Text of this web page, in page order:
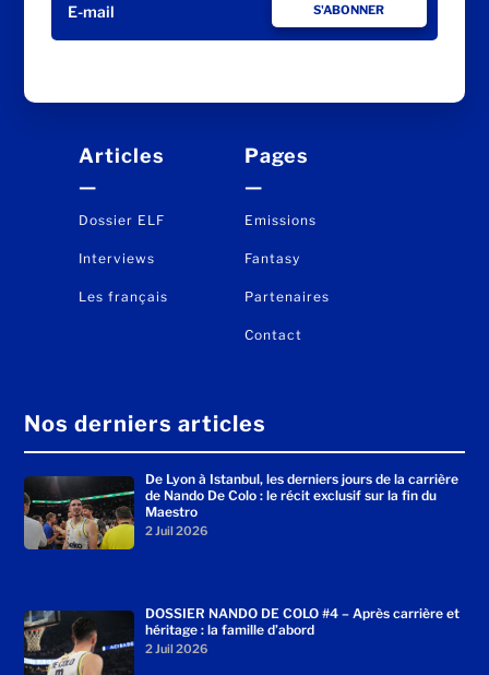
S'ABONNER
Articles
—
Dossier ELF
Interviews
Les français
Pages
—
Emissions
Fantasy
Partenaires
Contact
Nos derniers articles
De Lyon à Istanbul, les derniers jours de la carrière
de Nando De Colo : le récit exclusif sur la fin du
Maestro
2 Juil 2026
DOSSIER NANDO DE COLO #4 – Après carrière et
héritage : la famille d’abord
2 Juil 2026